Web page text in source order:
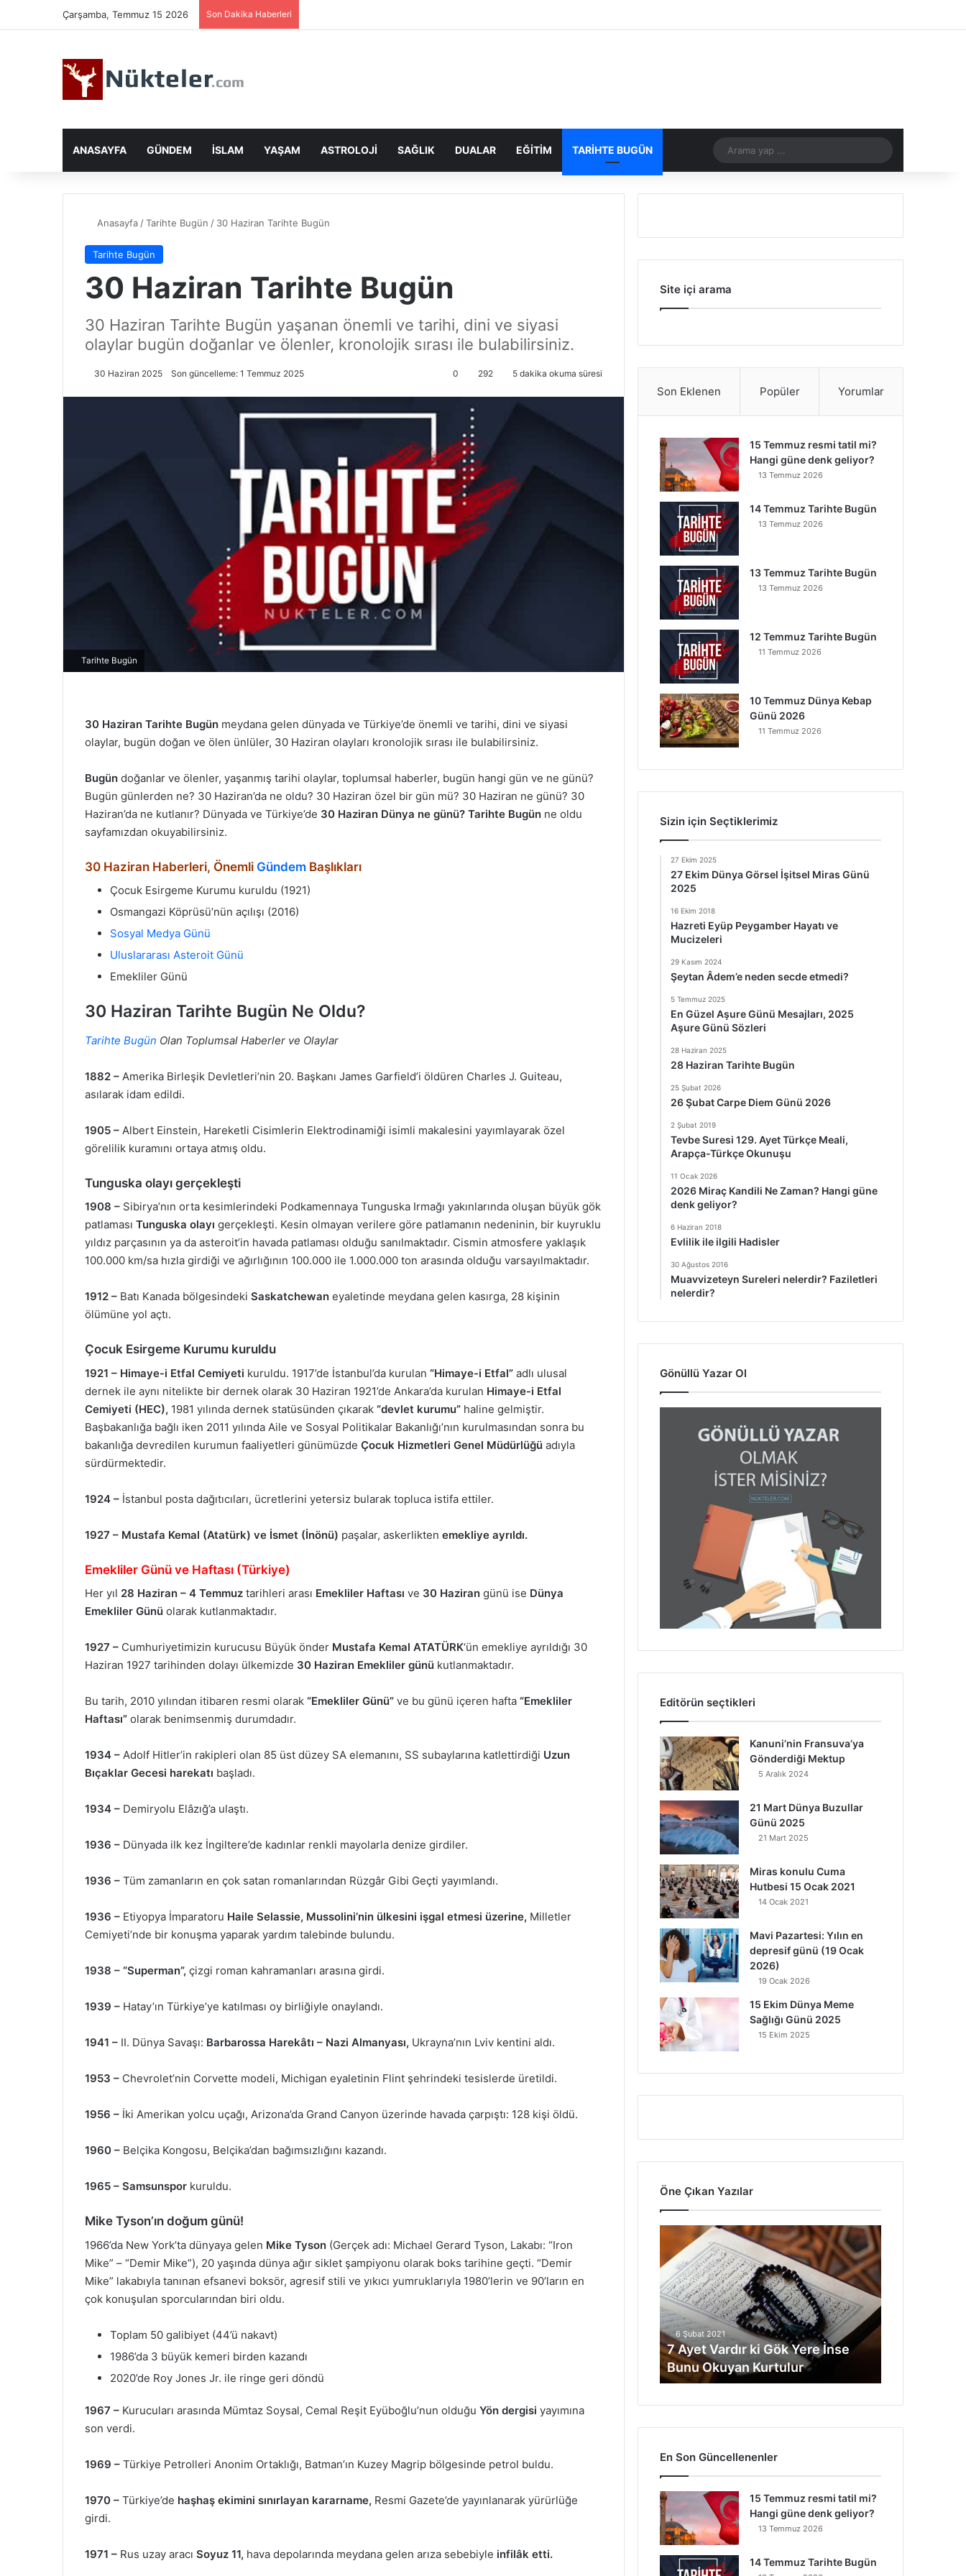
Çarşamba, Temmuz 15 2026 Son Dakika Haberleri
ANASAYFA GÜNDEM İSLAM YAŞAM ASTROLOJI SAĞLIK DUALAR EĞITIM TARIHTE BUGÜN
yap
Anasayfa /Tarihte Bugün / 30 Haziran Tarihte Bugün
Tarihte Bugün
30 Haziran Tarihte Bugün
30 Haziran Tarihte Bugün yaşanan önemli ve tarihi, dini ve siyasi
olaylar bugün doğanlar ve ölenler, kronolojik sırası ile bulabilirsiniz.
30 Haziran 2025 Son güncelleme: 1 Temmuz 2025 0 292 5 dakika okuma süresi
Tarihte Bugün
30 Haziran Tarihte Bugün meydana gelen dünyada ve Türkiye’de önemli ve tarihi, dini ve siyasi
olaylar, bugün doğan ve ölen ünlüler, 30 Haziran olayları kronolojik sırası ile bulabilirsiniz.
Bugün doğanlar ve ölenler, yaşanmış tarihi olaylar, toplumsal haberler, bugün hangi gün ve ne günü?
Bugün günlerden ne? 30 Haziran’da ne oldu? 30 Haziran özel bir gün mü? 30 Haziran ne günü? 30
Haziran’da ne kutlanır? Dünyada ve Türkiye’de 30 Haziran Dünya ne günü? Tarihte Bugün ne oldu
sayfamızdan okuyabilirsiniz.
30 Haziran Haberleri, Önemli Gündem Başlıkları
Çocuk Esirgeme Kurumu kuruldu (1921)
Osmangazi Köprüsü’nün açılışı (2016)
Sosyal Medya Günü
Uluslararası Asteroit Günü
Emekliler Günü
30 Haziran Tarihte Bugün Ne Oldu?
Tarihte Bugün Olan Toplumsal Haberler ve Olaylar
1882 – Amerika Birleşik Devletleri’nin 20. Başkanı James Garfield’i öldüren Charles J. Guiteau,
asılarak idam edildi.
1905 – Albert Einstein, Hareketli Cisimlerin Elektrodinamiği isimli makalesini yayımlayarak özel
görelilik kuramını ortaya atmış oldu.
Tunguska olayı gerçekleşti
1908 – Sibirya’nın orta kesimlerindeki Podkamennaya Tunguska Irmağı yakınlarında oluşan büyük gök
patlaması Tunguska olayı gerçekleşti. Kesin olmayan verilere göre patlamanın nedeninin, bir kuyruklu
yıldız parçasının ya da asteroit’in havada patlaması olduğu sanılmaktadır. Cismin atmosfere yaklaşık
100.000 km/sa hızla girdiği ve ağırlığının 100.000 ile 1.000.000 ton arasında olduğu varsayılmaktadır.
1912 – Batı Kanada bölgesindeki Saskatchewan eyaletinde meydana gelen kasırga, 28 kişinin
ölümüne yol açtı.
Çocuk Esirgeme Kurumu kuruldu
1921 – Himaye-i Etfal Cemiyeti kuruldu. 1917’de İstanbul’da kurulan “Himaye-i Etfal” adlı ulusal
dernek ile aynı nitelikte bir dernek olarak 30 Haziran 1921’de Ankara’da kurulan Himaye-i Etfal
Cemiyeti (HEC), 1981 yılında dernek statüsünden çıkarak “devlet kurumu” haline gelmiştir.
Başbakanlığa bağlı iken 2011 yılında Aile ve Sosyal Politikalar Bakanlığı’nın kurulmasından sonra bu
bakanlığa devredilen kurumun faaliyetleri günümüzde Çocuk Hizmetleri Genel Müdürlüğü adıyla
sürdürmektedir.
1924 – İstanbul posta dağıtıcıları, ücretlerini yetersiz bularak topluca istifa ettiler.
1927 – Mustafa Kemal (Atatürk) ve İsmet (İnönü) paşalar, askerlikten emekliye ayrıldı.
Emekliler Günü ve Haftası (Türkiye)
Her yıl 28 Haziran – 4 Temmuz tarihleri arası Emekliler Haftası ve 30 Haziran günü ise Dünya
Emekliler Günü olarak kutlanmaktadır.
1927 – Cumhuriyetimizin kurucusu Büyük önder Mustafa Kemal ATATÜRK‘ün emekliye ayrıldığı 30
Haziran 1927 tarihinden dolayı ülkemizde 30 Haziran Emekliler günü kutlanmaktadır.
Bu tarih, 2010 yılından itibaren resmi olarak “Emekliler Günü” ve bu günü içeren hafta “Emekliler
Haftası” olarak benimsenmiş durumdadır.
1934 – Adolf Hitler’in rakipleri olan 85 üst düzey SA elemanını, SS subaylarına katlettirdiği Uzun
Bıçaklar Gecesi harekatı başladı.
1934 – Demiryolu Elâzığ’a ulaştı.
1936 – Dünyada ilk kez İngiltere’de kadınlar renkli mayolarla denize girdiler.
1936 – Tüm zamanların en çok satan romanlarından Rüzgâr Gibi Geçti yayımlandı.
1936 – Etiyopya İmparatoru Haile Selassie, Mussolini’nin ülkesini işgal etmesi üzerine, Milletler
Cemiyeti’nde bir konuşma yaparak yardım talebinde bulundu.
1938 – “Superman”, çizgi roman kahramanları arasına girdi.
1939 – Hatay’ın Türkiye’ye katılması oy birliğiyle onaylandı.
1941 – II. Dünya Savaşı: Barbarossa Harekâtı – Nazi Almanyası, Ukrayna’nın Lviv kentini aldı.
1953 – Chevrolet’nin Corvette modeli, Michigan eyaletinin Flint şehrindeki tesislerde üretildi.
1956 – İki Amerikan yolcu uçağı, Arizona’da Grand Canyon üzerinde havada çarpıştı: 128 kişi öldü.
1960 – Belçika Kongosu, Belçika’dan bağımsızlığını kazandı.
1965 – Samsunspor kuruldu.
Mike Tyson’ın doğum günü!
1966’da New York’ta dünyaya gelen Mike Tyson (Gerçek adı: Michael Gerard Tyson, Lakabı: “Iron
Mike” – “Demir Mike”), 20 yaşında dünya ağır siklet şampiyonu olarak boks tarihine geçti. “Demir
Mike” lakabıyla tanınan efsanevi boksör, agresif stili ve yıkıcı yumruklarıyla 1980’lerin ve 90’ların en
çok konuşulan sporcularından biri oldu.
Toplam 50 galibiyet (44’ü nakavt)
1986’da 3 büyük kemeri birden kazandı
2020’de Roy Jones Jr. ile ringe geri döndü
1967 – Kurucuları arasında Mümtaz Soysal, Cemal Reşit Eyüboğlu’nun olduğu Yön dergisi yayımına
son verdi.
1969 – Türkiye Petrolleri Anonim Ortaklığı, Batman’ın Kuzey Magrip bölgesinde petrol buldu.
1970 – Türkiye’de haşhaş ekimini sınırlayan kararname, Resmi Gazete’de yayınlanarak yürürlüğe
girdi.
1971 – Rus uzay aracı Soyuz 11, hava depolarında meydana gelen arıza sebebiyle infilâk etti.
Site içi arama
Son Eklenen Popüler Yorumlar
15 Temmuz resmi tatil mi?
Hangi güne denk geliyor?
13 Temmuz 2026
14 Temmuz Tarihte Bugün
13 Temmuz 2026
13 Temmuz Tarihte Bugün
13 Temmuz 2026
12 Temmuz Tarihte Bugün
11 Temmuz 2026
10 Temmuz Dünya Kebap
Günü 2026
11 Temmuz 2026
Sizin için Seçtiklerimiz
27 Ekim 2025
27 Ekim Dünya Görsel İşitsel Miras Günü
2025
16 Ekim 2018
Hazreti Eyüp Peygamber Hayatı ve
Mucizeleri
29 Kasım 2024
Şeytan Âdem’e neden secde etmedi?
5 Temmuz 2025
En Güzel Aşure Günü Mesajları, 2025
Aşure Günü Sözleri
28 Haziran 2025
28 Haziran Tarihte Bugün
25 Şubat 2026
26 Şubat Carpe Diem Günü 2026
2 Şubat 2019
Tevbe Suresi 129. Ayet Türkçe Meali,
Arapça-Türkçe Okunuşu
11 Ocak 2026
2026 Miraç Kandili Ne Zaman? Hangi güne
denk geliyor?
6 Haziran 2018
Evlilik ile ilgili Hadisler
30 Ağustos 2016
Muavvizeteyn Sureleri nelerdir? Faziletleri
nelerdir?
Gönüllü Yazar Ol
Editörün seçtikleri
Kanuni’nin Fransuva’ya
Gönderdiği Mektup
5 Aralık 2024
21 Mart Dünya Buzullar
Günü 2025
21 Mart 2025
Miras konulu Cuma
Hutbesi 15 Ocak 2021
14 Ocak 2021
Mavi Pazartesi: Yılın en
depresif günü (19 Ocak
2026)
19 Ocak 2026
15 Ekim Dünya Meme
Sağlığı Günü 2025
15 Ekim 2025
Öne Çıkan Yazılar
y
t
V
d
ı
r
G
k
Y
e
r
e
İ
s
6 Şubat 2021
7 Ayet Vardır ki Gök Yere İnse
Bunu Okuyan Kurtulur
En Son Güncellenenler
15 Temmuz resmi tatil mi?
Hangi güne denk geliyor?
13 Temmuz 2026
14 Temmuz Tarihte Bugün